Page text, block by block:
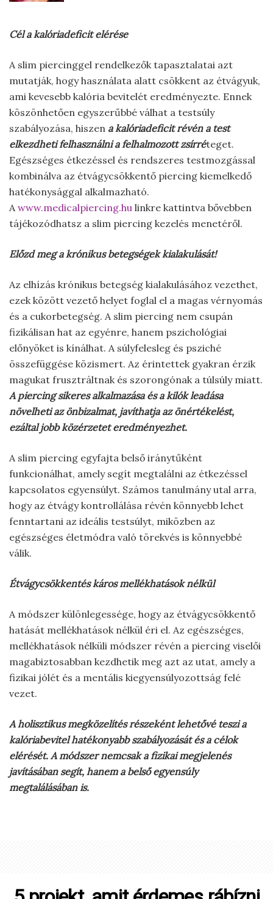
Cél a kalóriadeficit elérése
A slim piercinggel rendelkezők tapasztalatai azt
mutatják, hogy használata alatt csökkent az étvágyuk,
ami kevesebb kalória bevitelét eredményezte. Ennek
köszönhetően egyszerűbbé válhat a testsúly
szabályozása, hiszen a kalóriadeficit révén a test
elkezdheti felhasználni a felhalmozott zsírréteget.
Egészséges étkezéssel és rendszeres testmozgással
kombinálva az étvágycsökkentő piercing kiemelkedő
hatékonysággal alkalmazható.
Awww.medicalpiercing.hu linkre kattintva bővebben
tájékozódhatsz a slim piercing kezelés menetéről.
Előzd meg a krónikus betegségek kialakulását!
Az elhízás krónikus betegség kialakulásához vezethet,
ezek között vezető helyet foglal el a magas vérnyomás
és a cukorbetegség. A slim piercing nem csupán
fizikálisan hat az egyénre, hanem pszichológiai
előnyöket is kínálhat. A súlyfelesleg és psziché
összefüggése közismert. Az érintettek gyakran érzik
magukat frusztráltnak és szorongónak a túlsúly miatt.
A piercing sikeres alkalmazása és a kilók leadása
növelheti az önbizalmat, javíthatja az önértékelést,
ezáltal jobb közérzetet eredményezhet.
A slim piercing egyfajta belső iránytűként
funkcionálhat, amely segít megtalálni az étkezéssel
kapcsolatos egyensúlyt. Számos tanulmány utal arra,
hogy az étvágy kontrollálása révén könnyebb lehet
fenntartani az ideális testsúlyt, miközben az
egészséges életmódra való törekvés is könnyebbé
válik.
Étvágycsökkentés káros mellékhatások nélkül
A módszer különlegessége, hogy az étvágycsökkentő
hatását mellékhatások nélkül éri el. Az egészséges,
mellékhatások nélküli módszer révén a piercing viselői
magabiztosabban kezdhetik meg azt az utat, amely a
fizikai jólét és a mentális kiegyensúlyozottság felé
vezet.
A holisztikus megközelítés részeként lehetővé teszi a
kalóriabevitel hatékonyabb szabályozását és a célok
elérését. A módszer nemcsak a fizikai megjelenés
javításában segít, hanem a belső egyensúly
megtalálásában is.